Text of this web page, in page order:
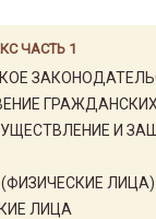
ЧАСТЬ 1
И
(ФИЗИЧЕСКИЕ ЛИЦА)
ЛИЦА